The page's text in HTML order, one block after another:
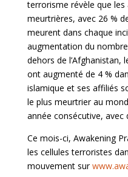
terrorisme révèle que
meurtrières, avec 26 %
meurent dans chaque
augmentation du
dehors de l’Afghanistan,
ont augmenté de 4 %
islamique et ses affiliés
le plus meurtrier au
année consécutive, avec
Ce mois-ci, Awakening
les cellules terroristes
mouvement sur